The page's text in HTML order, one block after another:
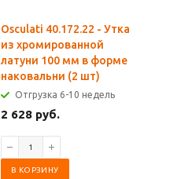
Osculati 40.172.22 - Утка
из хромированной
латуни 100 мм в форме
наковальни (2 шт)
Отгрузка 6-10 недель
2 628 руб.
В КОРЗИНУ